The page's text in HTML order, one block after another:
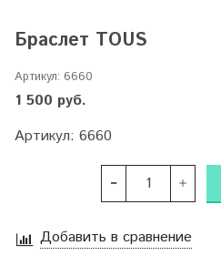
Браслет TOUS
Артикул: 6660
1 500 руб.
Артикул: 6660
Добавить в сравнение